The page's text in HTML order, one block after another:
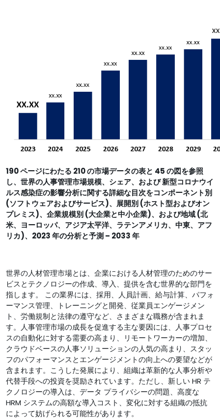
190 ページにわたる 210 の市場データの表と 45 の図を参照
し、 世界の人事管理市場規模、シェア、および 新型コロナウイ
ルス感染症の影響分析に関する詳細な目次をコンポーネント別
(ソフトウェアおよびサービス)、展開別 (ホスト型およびオン
プレミス)、企業規模別 (大企業と中小企業)、および地域 (北
米、ヨーロッパ、アジア太平洋、ラテンアメリカ、中東、アフ
リカ)、2023 年の分析と予測 – 2033 年
世界の人材管理市場とは、企業における人材管理のためのサー
ビスとテクノロジーの作成、導入、提供を含む世界的な部門を
指します。 この業界には、採用、人員計画、給与計算、パフォ
ーマンス管理、トレーニングと開発、従業員エンゲージメン
ト、労働規制と法律の遵守など、さまざまな職務が含まれま
す。人事管理市場の成長を促進する主な要因には、人事プロセ
スの自動化に対する需要の高まり、リモートワーカーの増加、
クラウドベースの人事ソリューションの人気の高まり、スタッ
フのパフォーマンスとエンゲージメントの向上への要望などが
含まれます。こうした発展により、組織は革新的な人事分析や
代替手段への投資を奨励されています。ただし、新しい HR テ
クノロジーの導入は、データ プライバシーの問題、高度な
HRM システムの高額な導入コスト、変化に対する組織の抵抗
によって妨げられる可能性があります。